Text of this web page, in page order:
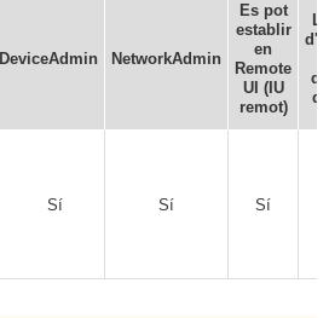
DeviceAdmin NetworkAdmin
Es pot
establir
en
Remote
UI (IU
remot)
Sí Sí Sí